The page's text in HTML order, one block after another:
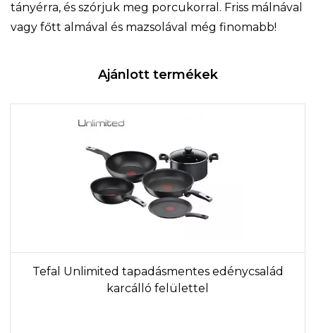
tányérra, és szórjuk meg porcukorral. Friss málnával
vagy főtt almával és mazsolával még finomabb!
Ajánlott termékek
Tefal Unlimited tapadásmentes edénycsalád
karcálló felülettel